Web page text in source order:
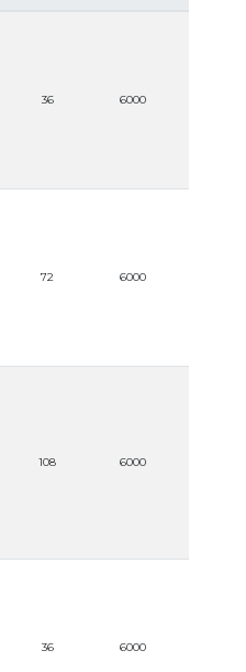
36 6000
72 6000
108 6000
36 6000